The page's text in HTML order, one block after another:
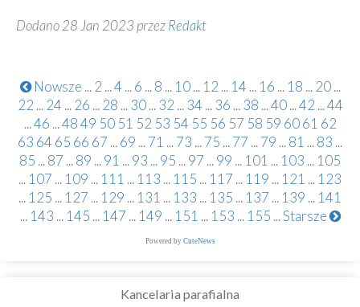
Dodano 28 Jan 2023 przezRedakt
Nowsze ... 2 ...4 ... 6 ... 8 ... 10 ... 12 ... 14 ... 16 ... 18 ... 20 ...
22 ... 24 ... 26 ... 28 ... 30 ... 32 ... 34 ... 36 ... 38 ...40 ...42 ...44
...46 ...4849 50 51 52 53 54 55 56 57 58 59 60 61 62
63 64 65 66 67 ...69 ...71 ...73 ...75 ...77 ...79 ...81 ...83 ...
85 ...87 ...89 ...91 ...93 ...95 ...97 ...99 ... 101 ... 103 ... 105
... 107 ... 109 ... 111 ... 113 ... 115 ... 117 ... 119 ... 121 ... 123
... 125 ... 127 ... 129 ... 131 ... 133 ... 135 ... 137 ... 139 ... 141
... 143 ... 145 ... 147 ... 149 ... 151 ... 153 ... 155 ...Starsze
Powered by CuteNews
Kancelaria parafialna